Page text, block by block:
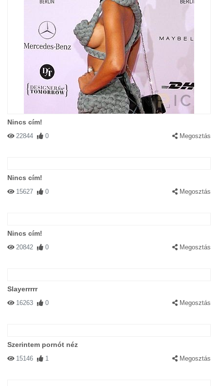
Nincs cím!
22844 0 Megosztás
Nincs cím!
15627 0 Megosztás
Nincs cím!
20842 0 Megosztás
Slayerrrrr
16263 0 Megosztás
Szerintem pornót néz
15146 1 Megosztás